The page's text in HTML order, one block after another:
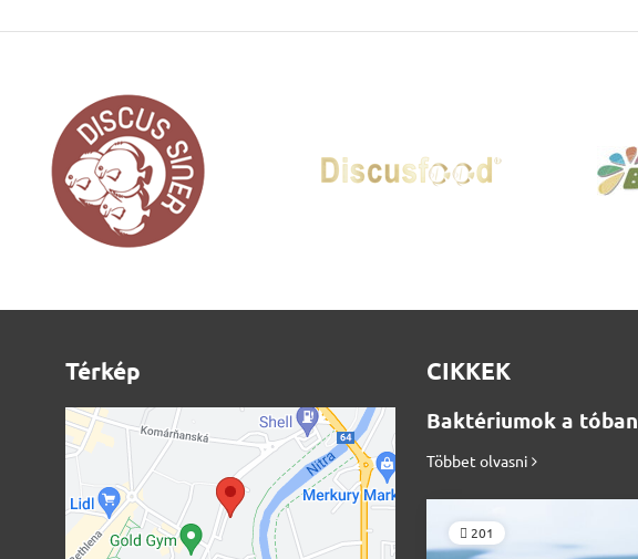
Térkép CIKKEK
Baktériumok a tóban
Többet olvasni
201